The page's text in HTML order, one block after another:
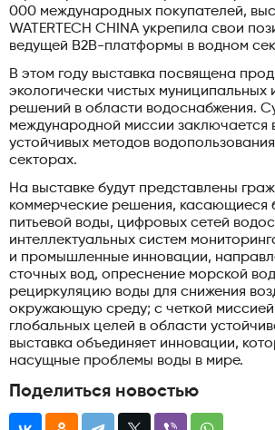
000 международных покупателей,
WATERTECH CHINA укрепила свои
ведущей B2B-платформы в водном
В этом году выставка посвящена
экологически чистых муниципальных
решений в области водоснабжения.
международной миссии заключается
устойчивых методов
секторах.
На выставке будут представлены
коммерческие решения, касающиеся
питьевой воды, цифровых сетей
интеллектуальных систем
и промышленные инновации,
сточных вод, опреснение морской
рециркуляцию воды для снижения
окружающую среду; с четкой
глобальных целей в области
выставка объединяет инновации,
насущные проблемы воды в мире.
Поделиться новостью